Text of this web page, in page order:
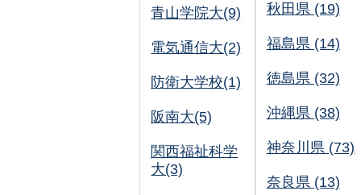
青山学院大(9)
電気通信大(2)
防衛大学校(1)
阪南大(5)
関西福祉科学
大(3)
秋田県 (19)
福島県 (14)
徳島県 (32)
沖縄県 (38)
神奈川県 (73)
奈良県 (13)